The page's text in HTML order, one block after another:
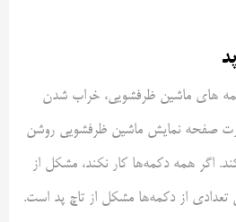
های ماشین ظرفشویی، خراب شدن
صفحه نمایش ماشین ظرفشویی روشن
اگر همه دکمه‌ها کار نکند، مشکل از
تعدادی از دکمه‌ها مشکل از تاچ پد است.